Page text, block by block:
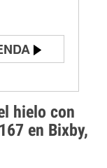
hielo con
en Bixby,